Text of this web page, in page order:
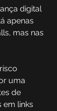
digital
apenas
mas nas
uma
de
em links